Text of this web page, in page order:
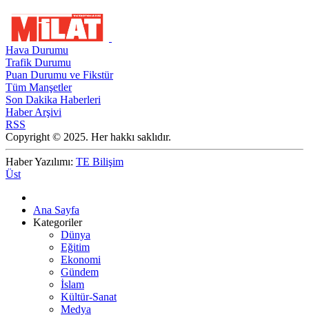
Hava Durumu
Trafik Durumu
Puan Durumu ve Fikstür
Tüm Manşetler
Son Dakika Haberleri
Haber Arşivi
RSS
Copyright © 2025. Her hakkı saklıdır.
Haber Yazılımı: TE Bilişim
Üst
Ana Sayfa
Kategoriler
Dünya
Eğitim
Ekonomi
Gündem
İslam
Kültür-Sanat
Medya